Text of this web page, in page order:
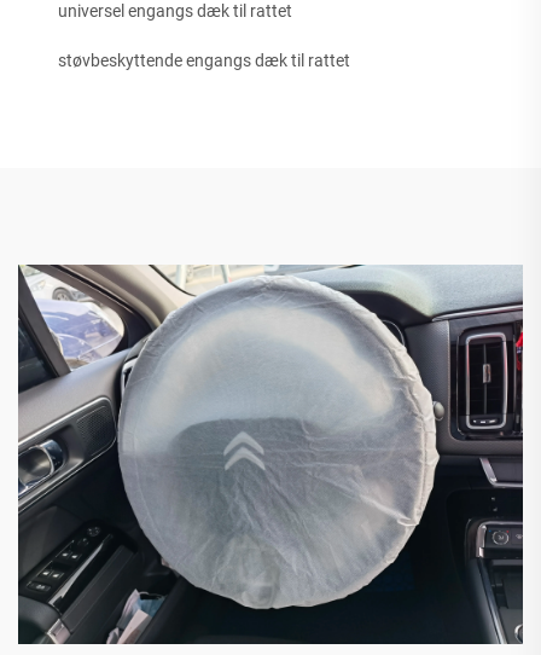
universel engangs dæk til rattet
støvbeskyttende engangs dæk til rattet